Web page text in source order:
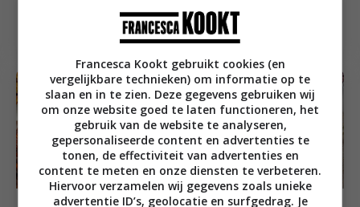
met sap uit de Betuwe
kerstmenu – Van
budget tot vega
40 min Amuse recepten
Francesca Kookt gebruikt cookies (en
vergelijkbare technieken) om informatie op te
slaan en in te zien. Deze gegevens gebruiken wij
om onze website goed te laten functioneren, het
gebruik van de website te analyseren,
gepersonaliseerde content en advertenties te
tonen, de effectiviteit van advertenties en
content te meten en onze diensten te verbeteren.
Hiervoor verzamelen wij gegevens zoals unieke
advertentie ID’s, geolocatie en surfgedrag. Je